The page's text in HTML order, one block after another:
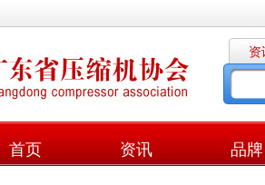
资
首页 资讯 品牌